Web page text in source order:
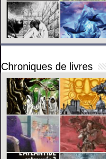
Chroniques de livres